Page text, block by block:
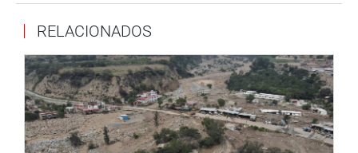
visitado esta institución educativa en dos ocasiones
anteriores durante sus semanas de representación,
fiscalizando su situación y gestionando, a través de su
despacho, la entrega de computadoras, mobiliario y un
toldo, beneficiando a más de 500 alumnos de primaria y
secundaria.
RELACIONADOS